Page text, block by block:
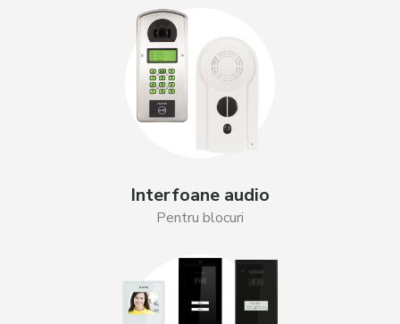
Interfoane audio
Pentru blocuri